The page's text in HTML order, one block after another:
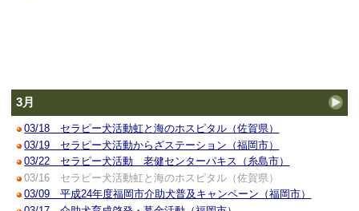
3月
03/18 セラピー犬活動虹と海のホスピタル（佐賀県）
03/19 セラピー犬活動からざステーション（福岡市）
03/22 セラピー犬活動 老健センターパキス（糸島市）
03/16 セラピー犬活動虹と海のホスピタル（佐賀県）
03/09 平成24年度福岡市介助犬普及キャンペーン（福岡市）